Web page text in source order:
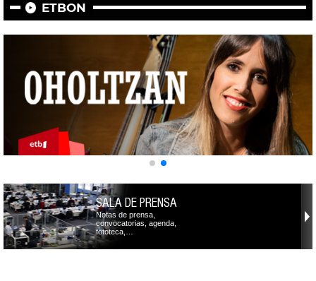
ETBON
SALA DE PRENSA
Notas de prensa,
convocatorias, agenda,
fototeca,…